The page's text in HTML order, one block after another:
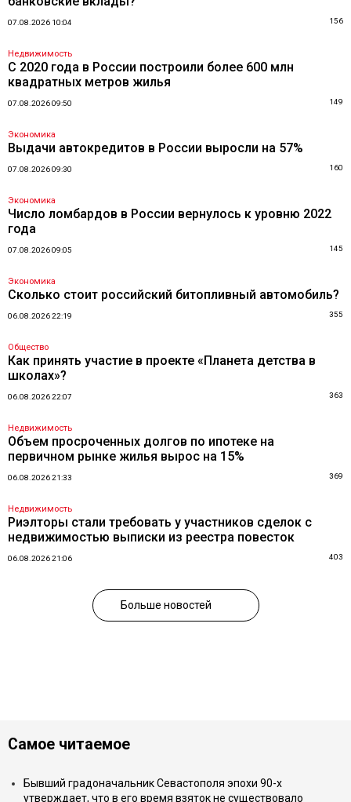
07.08.2026 10:04 156
Недвижимость
С 2020 года в России построили более 600 млн
квадратных метров жилья
07.08.2026 09:50 149
Экономика
Выдачи автокредитов в России выросли на 57%
07.08.2026 09:30 160
Экономика
Число ломбардов в России вернулось к уровню 2022
года
07.08.2026 09:05 145
Экономика
Сколько стоит российский битопливный автомобиль?
06.08.2026 22:19 355
Общество
Как принять участие в проекте «Планета детства в
школах»?
06.08.2026 22:07 363
Недвижимость
Объем просроченных долгов по ипотеке на
первичном рынке жилья вырос на 15%
06.08.2026 21:33 369
Недвижимость
Риэлторы стали требовать у участников сделок с
недвижимостью выписки из реестра повесток
06.08.2026 21:06 403
Больше новостей
Самое читаемое
Бывший градоначальник Севастополя эпохи 90-х
утверждает, что в его время взяток не существовало